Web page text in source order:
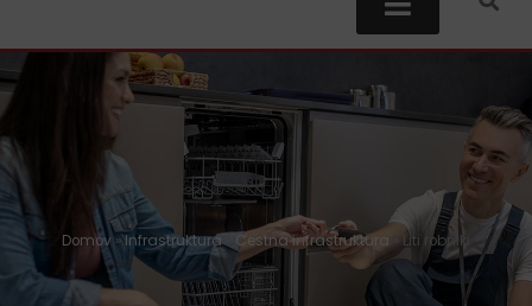
Domov»Infrastruktura» Cestna infrastruktura » Liti robniki